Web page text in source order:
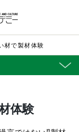
材で製材体験
体験